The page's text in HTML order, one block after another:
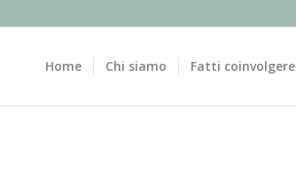
Home Chi siamo Fatti coinvolgere